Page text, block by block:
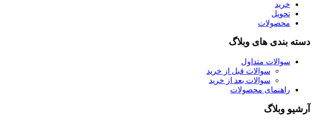
خرید
تحویل
محصولات
دسته بندی های وبلاگ
سوالات متداول
سوالات قبل از خرید
سوالات بعد از خرید
راهنمای محصولات
آرشیو وبلاگ